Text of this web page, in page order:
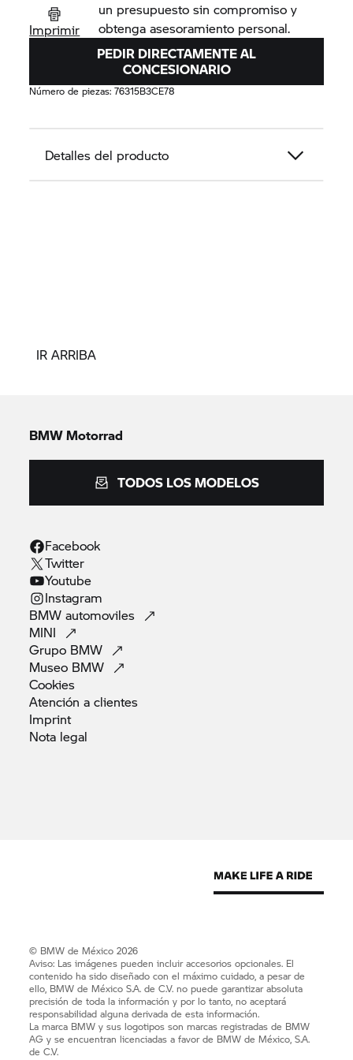
Imprimir
un presupuesto sin compromiso y
obtenga asesoramiento personal.
PEDIR DIRECTAMENTE AL
CONCESIONARIO
Número de piezas:76315B3CE78
Detalles del producto
IR ARRIBA
BMW Motorrad
TODOS LOS MODELOS
Facebook
Twitter
Youtube
Instagram
BMWautomoviles
MINI
Grupo BMW
Museo BMW
Cookies
Atención aclientes
Imprint
Nota legal
© BMW de México 2026
Aviso: Las imágenes pueden incluir accesorios opcionales. El
contenido ha sido diseñado con el máximo cuidado, a pesar de
ello, BMW de México S.A. de C.V. no puede garantizar absoluta
precisión de toda la información y por lo tanto, no aceptará
responsabilidad alguna derivada de esta información.
La marca BMW y sus logotipos son marcas registradas de BMW
AG y se encuentran licenciadas a favor de BMW de México, S.A.
de C.V.